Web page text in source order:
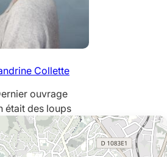
Collette
ouvrage
était des loups